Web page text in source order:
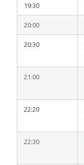
19:30
20:00
20:30
21:00
22:20
22:30